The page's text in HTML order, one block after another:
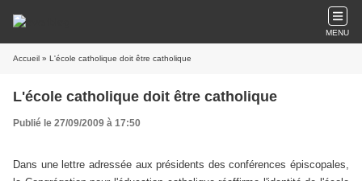
MENU
Accueil » L'école catholique doit être catholique
L'école catholique doit être catholique
Publié le 27/09/2009 à 17:50
Dans une lettre adressée aux présidents des conférences épiscopales,